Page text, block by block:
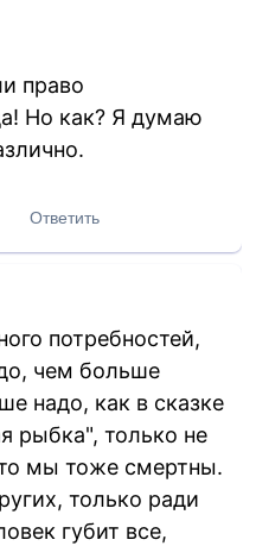
право
Но как? Я думаю
Ответить
потребностей,
чем больше
надо, как в сказке
рыбка", только не
мы тоже смертны.
только ради
губит все,